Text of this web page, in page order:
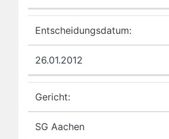
Entscheidungsdatum:
26.01.2012
Gericht:
SG Aachen